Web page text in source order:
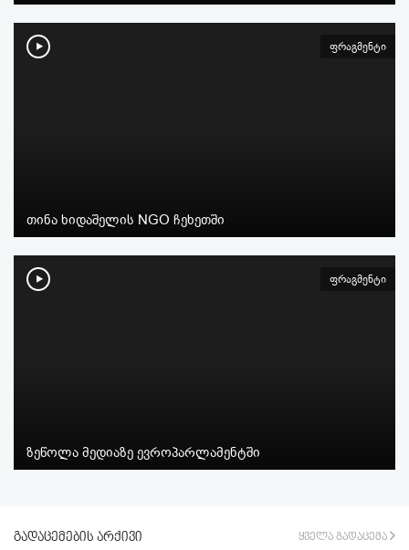
ფრაგმენტი
თინა ხიდაშელის NGO ჩეხეთში
ფრაგმენტი
ზეწოლა მედიაზე ევროპარლამენტში
გადაცემების არქივი ყველა გადაცემა